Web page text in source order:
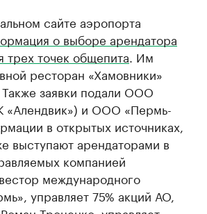
сайте аэропорта
о выборе арендатора
трех точек общепита . Им
ресторан «Хамовники»
заявки подали ООО
и ООО «Пермь-
в открытых источниках,
выступают арендаторами в
компанией
международного
управляет 75% акций АО,